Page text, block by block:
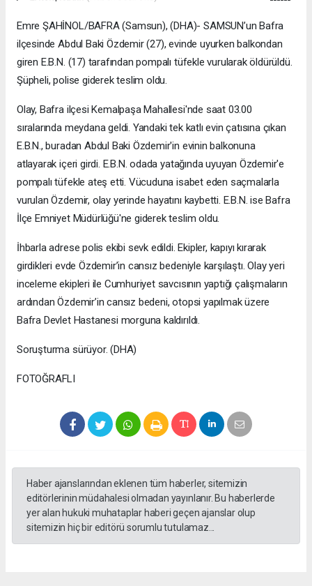
Emre ŞAHİNOL/BAFRA (Samsun), (DHA)- SAMSUN’un Bafra
ilçesinde Abdul Baki Özdemir (27), evinde uyurken balkondan
giren E.B.N. (17) tarafından pompalı tüfekle vurularak öldürüldü.
Şüpheli, polise giderek teslim oldu.
Olay, Bafra ilçesi Kemalpaşa Mahallesi'nde saat 03.00
sıralarında meydana geldi. Yandaki tek katlı evin çatısına çıkan
E.B.N., buradan Abdul Baki Özdemir'in evinin balkonuna
atlayarak içeri girdi. E.B.N. odada yatağında uyuyan Özdemir'e
pompalı tüfekle ateş etti. Vücuduna isabet eden saçmalarla
vurulan Özdemir, olay yerinde hayatını kaybetti. E.B.N. ise Bafra
İlçe Emniyet Müdürlüğü'ne giderek teslim oldu.
İhbarla adrese polis ekibi sevk edildi. Ekipler, kapıyı kırarak
girdikleri evde Özdemir’in cansız bedeniyle karşılaştı. Olay yeri
inceleme ekipleri ile Cumhuriyet savcısının yaptığı çalışmaların
ardından Özdemir’in cansız bedeni, otopsi yapılmak üzere
Bafra Devlet Hastanesi morguna kaldırıldı.
Soruşturma sürüyor. (DHA)
FOTOĞRAFLI
Haber ajanslarından eklenen tüm haberler, sitemizin
editörlerinin müdahalesi olmadan yayınlanır. Bu haberlerde
yer alan hukuki muhataplar haberi geçen ajanslar olup
sitemizin hiç bir editörü sorumlu tutulamaz...